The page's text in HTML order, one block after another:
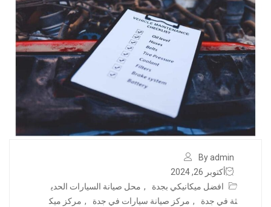
By admin
أكتوبر 26, 2024
افضل ميكانيكي بجدة
, محل صيانة السيارات الحدي
ثة في جدة
, مركز صيانة سيارات في جدة , مركز ميك